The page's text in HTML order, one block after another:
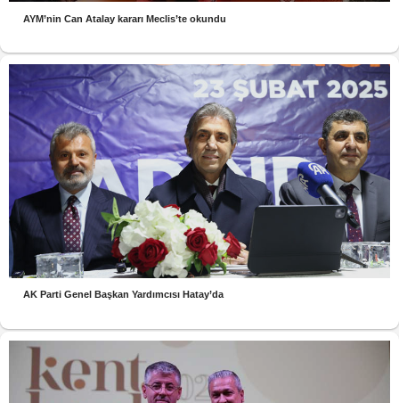
AYM’nin Can Atalay kararı Meclis’te okundu
AK Parti Genel Başkan Yardımcısı Hatay’da